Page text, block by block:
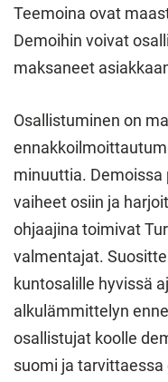
Teemoina ovat
Demoihin voivat
maksaneet
Osallistuminen on
minuuttia.
vaiheet osiin ja
ohjaajina toimivat
valmentajat.
kuntosalille hyvissä
alkulämmittelyn
osallistujat koolle
suomi ja